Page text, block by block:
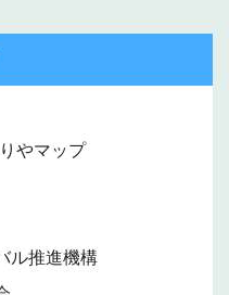
やマップ
ル推進機構